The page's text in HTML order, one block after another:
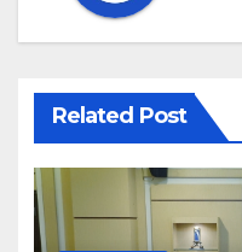
Related Post